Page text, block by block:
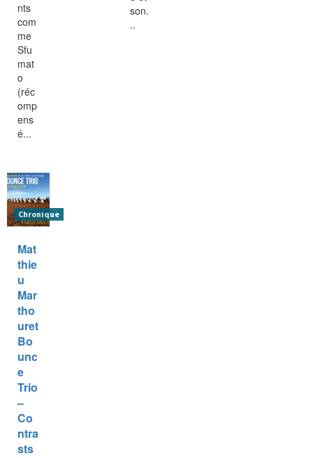
nts
com
me
Sfu
mat
o
(réc
omp
ens
é...
son.
..
Chronique
Mat
thie
u
Mar
tho
uret
Bo
unc
e
Trio
–
Co
ntra
sts